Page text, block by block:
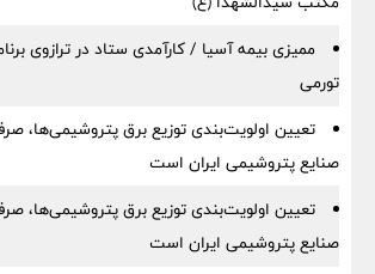
ممیزی بیمه آسیا / کارآمدی ستاد در ترازوی
تورمی
تعیین اولویت‌بندی توزیع برق پتروشیمی‌ها،
صنایع پتروشیمی ایران است
تعیین اولویت‌بندی توزیع برق پتروشیمی‌ها،
صنایع پتروشیمی ایران است